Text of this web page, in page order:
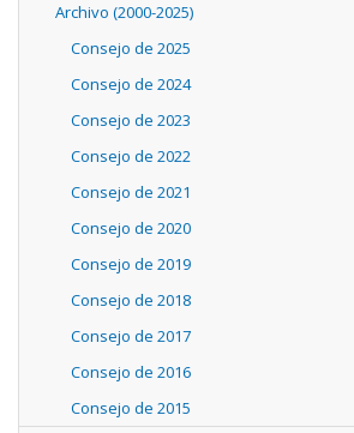
Archivo (2000-2025)
Consejo de 2025
Consejo de 2024
Consejo de 2023
Consejo de 2022
Consejo de 2021
Consejo de 2020
Consejo de 2019
Consejo de 2018
Consejo de 2017
Consejo de 2016
Consejo de 2015